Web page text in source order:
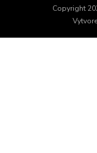
Copyright